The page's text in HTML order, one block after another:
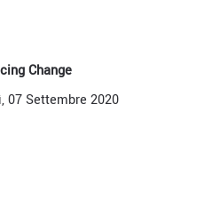
Change
07 Settembre 2020